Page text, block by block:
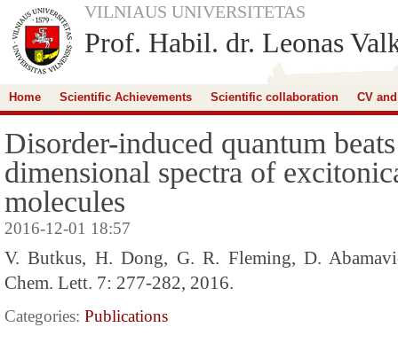
VILNIAUS UNIVERSITETAS
Prof. Habil. dr. Leonas
Home Scientific Achievements Scientific collaboration CV
Disorder-induced quantum
dimensional spectra of
molecules
2016-12-01 18:57
V. Butkus, H. Dong, G. R. Fleming, D.
Chem. Lett. 7: 277-282, 2016.
Categories: Publications